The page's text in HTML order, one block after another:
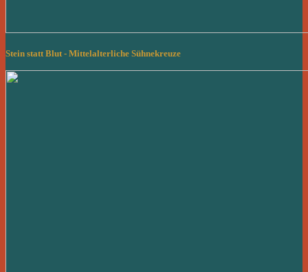
Stein statt Blut - Mittelalterliche Sühnekreuze